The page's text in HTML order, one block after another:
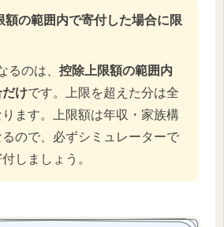
額の範囲内で寄付した場合に限
るのは、 控除上限額の範囲内
けです。上限を超えた分は全
ます。上限額は年収・家族構
ので、必ずシミュレーターで
しましょう。